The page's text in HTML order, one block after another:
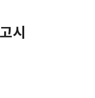
시